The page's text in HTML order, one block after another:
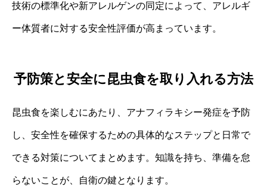
技術の標準化や新アレルゲンの同定によって、アレルギ
ー体質者に対する安全性評価が高まっています。
予防策と安全に昆虫食を取り入れる方法
昆虫食を楽しむにあたり、アナフィラキシー発症を予防
し、安全性を確保するための具体的なステップと日常で
できる対策についてまとめます。知識を持ち、準備を怠
らないことが、自衛の鍵となります。